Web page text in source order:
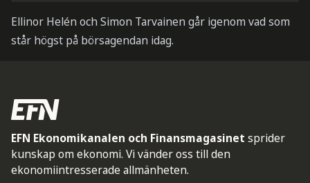
Ellinor Helén och Simon Tarvainen går igenom vad som
står högst på börsagendan idag.
EFN Ekonomikanalen och Finansmagasinet sprider
kunskap om ekonomi. Vi vänder oss till den
ekonomiintresserade allmänheten.